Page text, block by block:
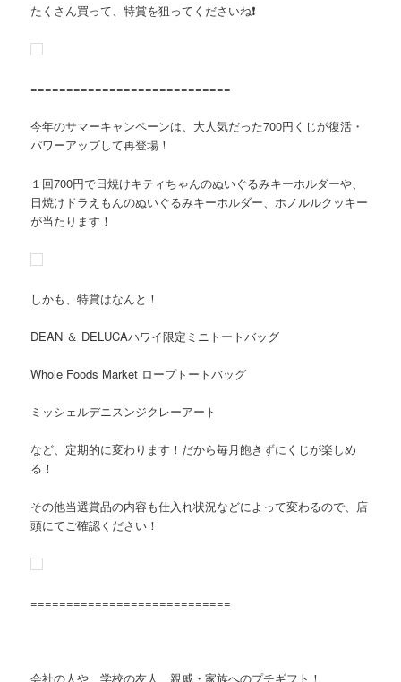
たくさん買って、特賞を狙ってくださいね❗
============================
今年のサマーキャンペーンは、大人気だった700円くじが復活・
パワーアップして再登場！
１回700円で日焼けキティちゃんのぬいぐるみキーホルダーや、
日焼けドラえもんのぬいぐるみキーホルダー、ホノルルクッキー
が当たります！
しかも、特賞はなんと！
DEAN ＆ DELUCAハワイ限定ミニトートバッグ
Whole Foods Market ロープトートバッグ
ミッシェルデニスンジクレーアート
など、定期的に変わります！だから毎月飽きずにくじが楽しめ
る！
その他当選賞品の内容も仕入れ状況などによって変わるので、店
頭にてご確認ください！
============================
会社の人や、学校の友人、親戚・家族へのプチギフト！